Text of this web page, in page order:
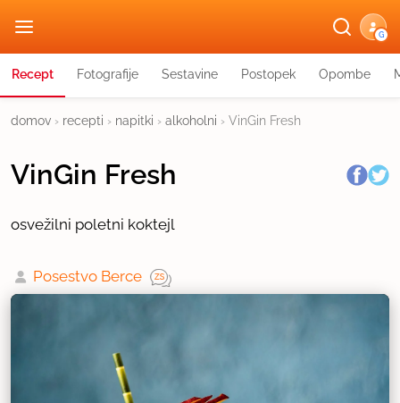
G
Recept Fotografije Sestavine Postopek Opombe
domov › recepti › napitki › alkoholni › VinGin Fresh
VinGin Fresh
osvežilni poletni koktejl
Posestvo Berce